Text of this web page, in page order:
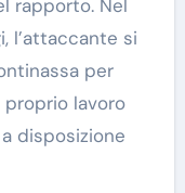
rapporto. Nel
l’attaccante si
per
lavoro
disposizione